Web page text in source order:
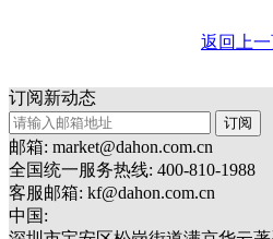
返回上
订阅新动态
订阅
邮箱: market@dahon.com.cn
全国统一服务热线: 400-810-1988
客服邮箱: kf@dahon.com.cn
中国: